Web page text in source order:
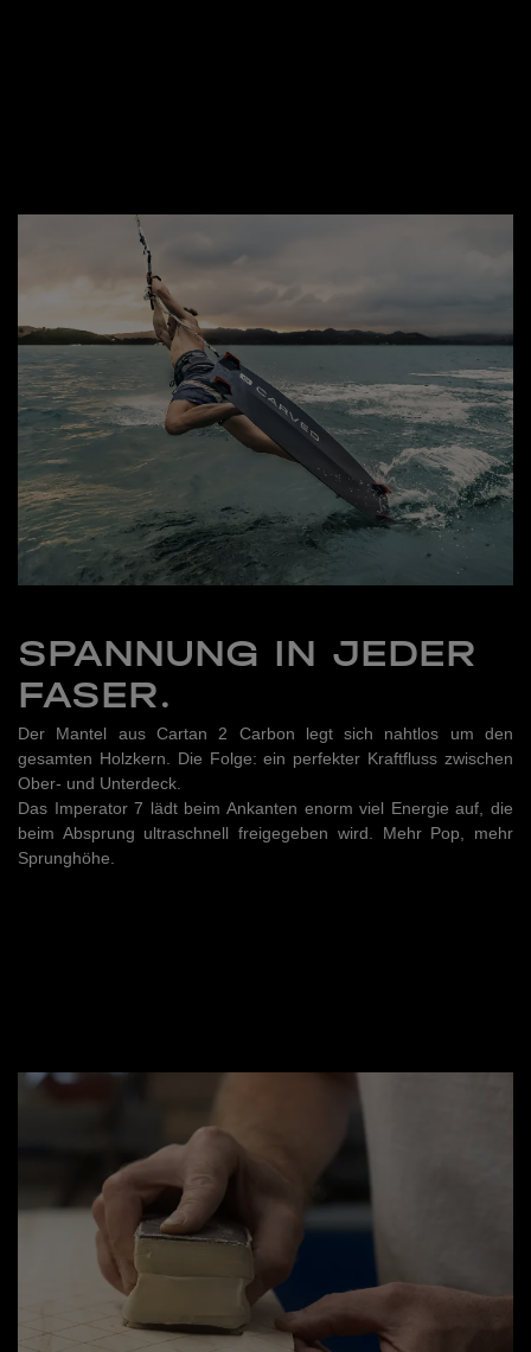
SPANNUNG IN JEDER
FASER.
Der Mantel aus Cartan 2 Carbon legt sich nahtlos um den
gesamten Holzkern. Die Folge: ein perfekter Kraftfluss zwischen
Ober- und Unterdeck.
Das Imperator 7 lädt beim Ankanten enorm viel Energie auf, die
beim Absprung ultraschnell freigegeben wird. Mehr Pop, mehr
Sprunghöhe.